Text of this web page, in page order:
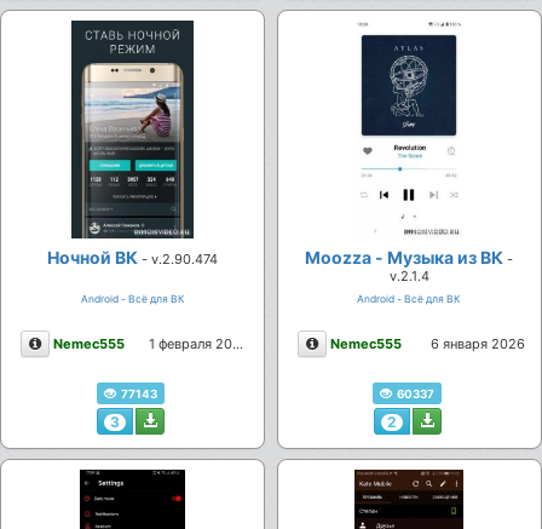
Ночной ВК - v.2.90.474
Android - Всё для ВК
Описание
Nemec555 1 февраля 2026
77143
3
Moozza - Музыка из ВК -
v.2.1.4
Android - Всё для ВК
Описание
Nemec555 6 января 2026
60337
2